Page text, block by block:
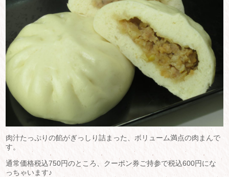
肉汁たっぷりの餡がぎっしり詰まった、ボリューム満点の肉まんで
す。
通常価格税込750円のところ、クーポン券ご持参で税込600円にな
っちゃいます♪